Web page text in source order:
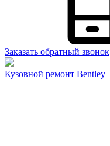
Заказать обратный звонок
Кузовной ремонт Bentley